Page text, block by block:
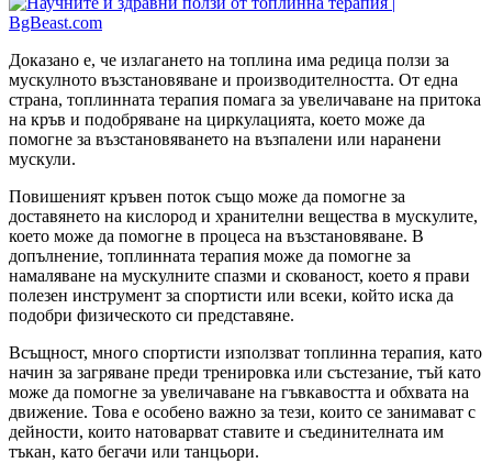
Доказано е, че излагането на топлина има редица ползи за
мускулното възстановяване и производителността. От една
страна, топлинната терапия помага за увеличаване на притока
на кръв и подобряване на циркулацията, което може да
помогне за възстановяването на възпалени или наранени
мускули.
Повишеният кръвен поток също може да помогне за
доставянето на кислород и хранителни вещества в мускулите,
което може да помогне в процеса на възстановяване. В
допълнение, топлинната терапия може да помогне за
намаляване на мускулните спазми и скованост, което я прави
полезен инструмент за спортисти или всеки, който иска да
подобри физическото си представяне.
Всъщност, много спортисти използват топлинна терапия, като
начин за загряване преди тренировка или състезание, тъй като
може да помогне за увеличаване на гъвкавостта и обхвата на
движение. Това е особено важно за тези, които се занимават с
дейности, които натоварват ставите и съединителната им
тъкан, като бегачи или танцьори.